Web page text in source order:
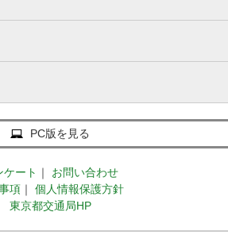
PC版を見る
ケート ｜
お問い合わせ
項 ｜
個人情報保護方針
東京都交通局HP